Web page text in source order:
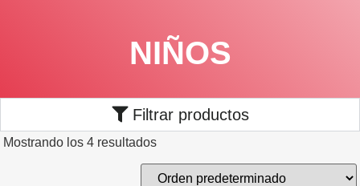
NIÑOS
Filtrar productos
Mostrando los 4 resultados